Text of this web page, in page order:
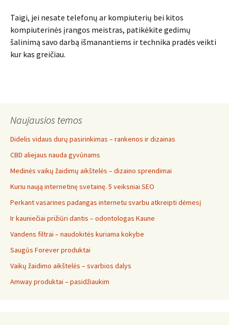
Taigi, jei nesate telefonų ar kompiuterių bei kitos
kompiuterinės įrangos meistras, patikėkite gedimų
šalinimą savo darbą išmanantiems ir technika pradės veikti
kur kas greičiau.
Naujausios temos
Didelis vidaus durų pasirinkimas – rankenos ir dizainas
CBD aliejaus nauda gyvūnams
Medinės vaikų žaidimų aikštelės – dizaino sprendimai
Kuriu naują internetinę svetainę. 5 veiksniai SEO
Perkant vasarines padangas internetu svarbu atkreipti dėmesį
Ir kauniečiai prižiūri dantis – odontologas Kaune
Vandens filtrai – naudokitės kuriama kokybe
Saugūs Forever produktai
Vaikų žaidimo aikštelės – svarbios dalys
Amway produktai – pasidžiaukim